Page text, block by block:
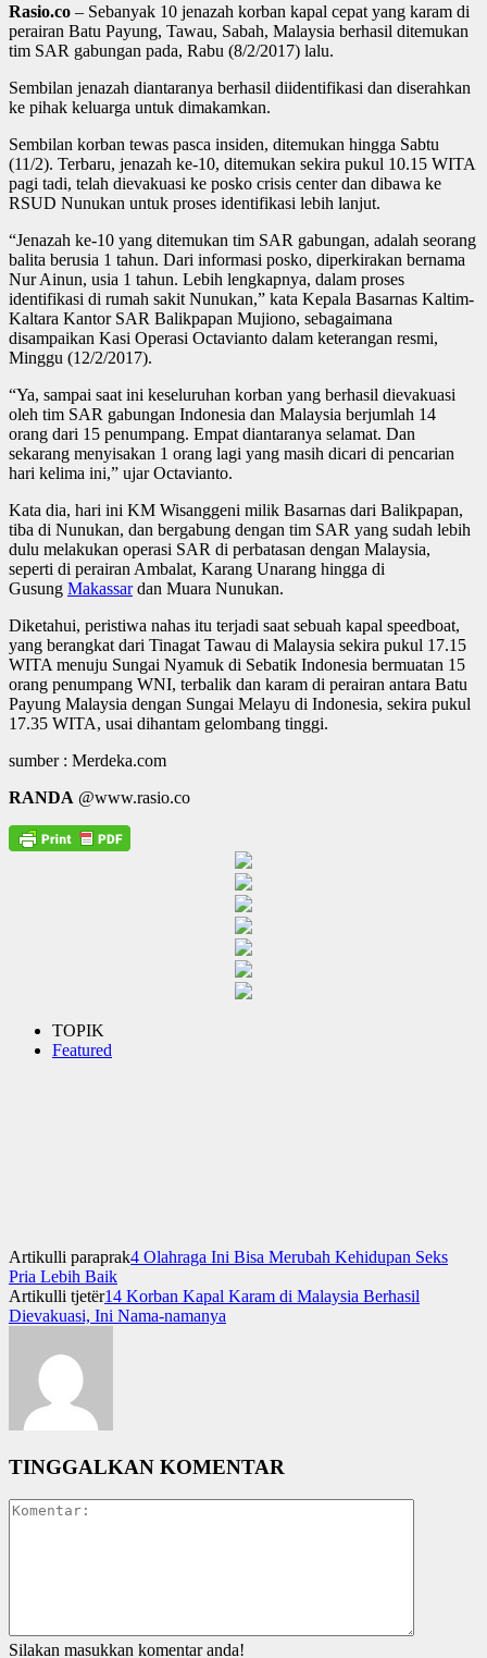
Rasio.co – Sebanyak 10 jenazah korban kapal cepat yang karam di
perairan Batu Payung, Tawau, Sabah, Malaysia berhasil ditemukan
tim SAR gabungan pada, Rabu (8/2/2017) lalu.
Sembilan jenazah diantaranya berhasil diidentifikasi dan diserahkan
ke pihak keluarga untuk dimakamkan.
Sembilan korban tewas pasca insiden, ditemukan hingga Sabtu
(11/2). Terbaru, jenazah ke-10, ditemukan sekira pukul 10.15 WITA
pagi tadi, telah dievakuasi ke posko crisis center dan dibawa ke
RSUD Nunukan untuk proses identifikasi lebih lanjut.
“Jenazah ke-10 yang ditemukan tim SAR gabungan, adalah seorang
balita berusia 1 tahun. Dari informasi posko, diperkirakan bernama
Nur Ainun, usia 1 tahun. Lebih lengkapnya, dalam proses
identifikasi di rumah sakit Nunukan,” kata Kepala Basarnas Kaltim-
Kaltara Kantor SAR Balikpapan Mujiono, sebagaimana
disampaikan Kasi Operasi Octavianto dalam keterangan resmi,
Minggu (12/2/2017).
“Ya, sampai saat ini keseluruhan korban yang berhasil dievakuasi
oleh tim SAR gabungan Indonesia dan Malaysia berjumlah 14
orang dari 15 penumpang. Empat diantaranya selamat. Dan
sekarang menyisakan 1 orang lagi yang masih dicari di pencarian
hari kelima ini,” ujar Octavianto.
Kata dia, hari ini KM Wisanggeni milik Basarnas dari Balikpapan,
tiba di Nunukan, dan bergabung dengan tim SAR yang sudah lebih
dulu melakukan operasi SAR di perbatasan dengan Malaysia,
seperti di perairan Ambalat, Karang Unarang hingga di
Gusung Makassardan Muara Nunukan.
Diketahui, peristiwa nahas itu terjadi saat sebuah kapal speedboat,
yang berangkat dari Tinagat Tawau di Malaysia sekira pukul 17.15
WITA menuju Sungai Nyamuk di Sebatik Indonesia bermuatan 15
orang penumpang WNI, terbalik dan karam di perairan antara Batu
Payung Malaysia dengan Sungai Melayu di Indonesia, sekira pukul
17.35 WITA, usai dihantam gelombang tinggi.
sumber : Merdeka.com
RANDA @www.rasio.co
TOPIK
Featured
Artikulli paraprak4 Olahraga Ini Bisa Merubah Kehidupan Seks
Pria Lebih Baik
Artikulli tjetër14 Korban Kapal Karam di Malaysia Berhasil
Dievakuasi, Ini Nama-namanya
TINGGALKAN KOMENTAR
Silakan masukkan komentar anda!